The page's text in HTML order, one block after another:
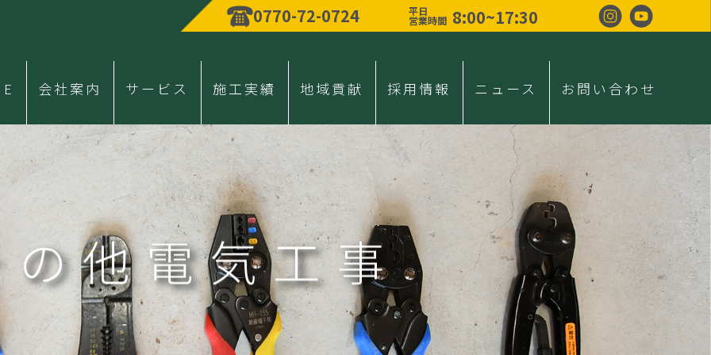
0770-72-0724 平日
営業時間 8:00~17:30
会社案内 サービス 施工実績 地域貢献 採用情報 ニュース お問い合わせ
の他電気工事